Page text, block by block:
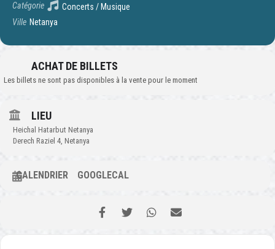
Catégorie
Concerts / Musique
Ville Netanya
ACHAT DE BILLETS
Les billets ne sont pas disponibles à la vente pour le moment
LIEU
Heichal Hatarbut Netanya
Derech Raziel 4, Netanya
CALENDRIER GOOGLECAL